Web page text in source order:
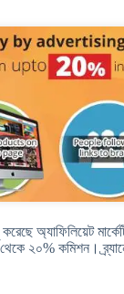
অ্যাফিলিয়েট
২০% কমিশন।